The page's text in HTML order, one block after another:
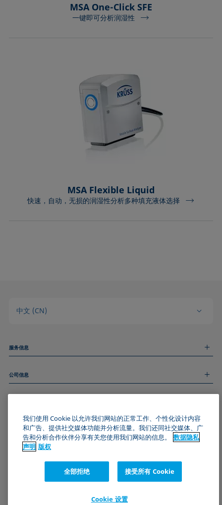
MSA One-Click SFE
一键即可分析润湿性
MSA Flexible Liquid
快速，自动，无损的润湿性分析多种填充液体选择
中文 (CN)
服务信息
技术服务
和我们取得联系
公司信息
关于我们
数据隐私声明
Cookie政策
订阅我们的新闻简报
加入KRÜSS社区
我们使用 Cookie 以允许我们网站的正常工作、个性化设计内容
和广告、提供社交媒体功能并分析流量。我们还同社交媒体、广
告和分析合作伙伴分享有关您使用我们网站的信息。
数据隐私
声明 版权
全部拒绝 接受所有 Cookie
Cookie 设置